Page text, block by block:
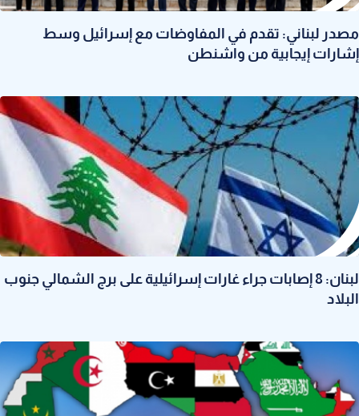
مصدر لبناني: تقدم في المفاوضات مع إسرائيل وسط
إشارات إيجابية من واشنطن
لبنان: 8 إصابات جراء غارات إسرائيلية على برج الشمالي جنوب
البلاد